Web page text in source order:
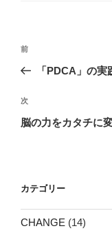
投
ビ
ゲ
ン
前
の
稿
前
「PDCA」の
次
の
次
脳の力をカタチに
カテゴリー
CHANGE (14)